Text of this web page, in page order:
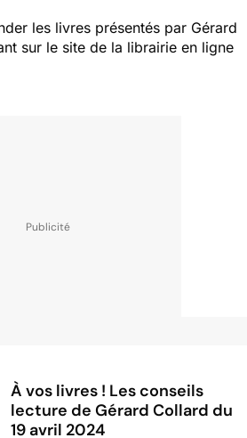
les livres présentés par Gérard
sur le site de la librairie en ligne
À vos livres ! Les conseils
lecture de Gérard Collard du
19 avril 2024